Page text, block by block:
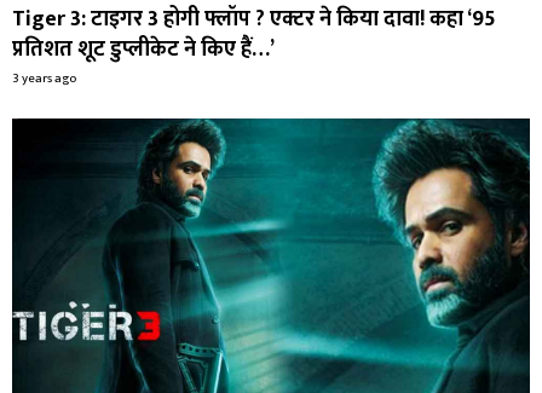
Tiger 3: टाइगर 3 होगी फ्लॉप ? एक्टर ने किया दावा! कहा ‘95
प्रतिशत शूट डुप्लीकेट ने किए हैं…’
3 years ago